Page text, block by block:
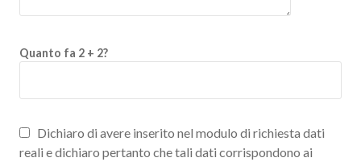
Quanto fa 2 + 2?
Dichiaro di avere inserito nel modulo di richiesta dati
reali e dichiaro pertanto che tali dati corrispondono ai